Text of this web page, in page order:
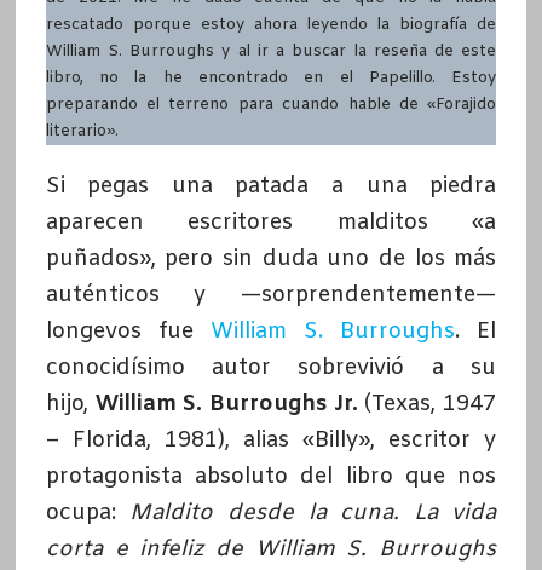
rescatado porque estoy ahora leyendo la biografía de
William S. Burroughs y al ir a buscar la reseña de este
libro, no la he encontrado en el Papelillo. Estoy
preparando el terreno para cuando hable de «Forajido
literario».
Si pegas una patada a una piedra
aparecen escritores malditos «a
puñados», pero sin duda uno de los más
auténticos y —sorprendentemente—
longevos fue William S. Burroughs. El
conocidísimo autor sobrevivió a su
hijo, William S. Burroughs Jr. (Texas, 1947
– Florida, 1981), alias «Billy», escritor y
protagonista absoluto del libro que nos
ocupa: Maldito desde la cuna. La vida
corta e infeliz de William S. Burroughs